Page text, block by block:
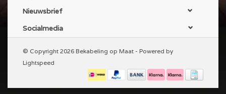
Nieuwsbrief
Socialmedia
© Copyright 2026 Bekabeling op Maat - Powered by
Lightspeed